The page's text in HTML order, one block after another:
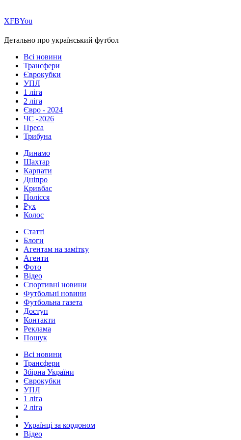
ХFBYou
Детально про український футбол
Всі новини
Трансфери
Єврокубки
УПЛ
1 ліга
2 ліга
Євро - 2024
ЧС -2026
Преса
Трибуна
Динамо
Шахтар
Карпати
Дніпро
Кривбас
Полісся
Рух
Колос
Статті
Блоги
Агентам на замітку
Агенти
Фото
Відео
Спортивні новини
Футбольні новини
Футбольна газета
Доступ
Контакти
Реклама
Пошук
Всі новини
Трансфери
Збірна України
Єврокубки
УПЛ
1 ліга
2 ліга
Українці за кордоном
Відео